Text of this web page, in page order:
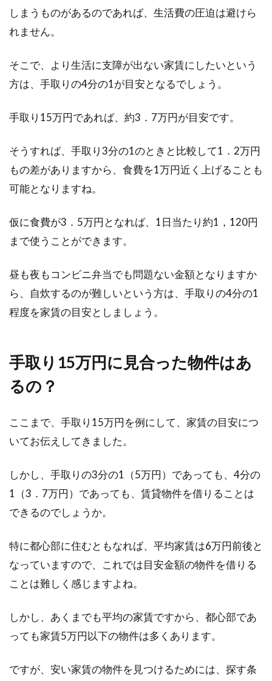
しまうものがあるのであれば、生活費の圧迫は避けら
れません。
そこで、より生活に支障が出ない家賃にしたいという
方は、手取りの4分の1が目安となるでしょう。
手取り15万円であれば、約3．7万円が目安です。
そうすれば、手取り3分の1のときと比較して1．2万円
もの差がありますから、食費を1万円近く上げることも
可能となりますね。
仮に食費が3．5万円となれば、1日当たり約1，120円
まで使うことができます。
昼も夜もコンビニ弁当でも問題ない金額となりますか
ら、自炊するのが難しいという方は、手取りの4分の1
程度を家賃の目安としましょう。
手取り15万円に見合った物件はあ
るの？
ここまで、手取り15万円を例にして、家賃の目安につ
いてお伝えしてきました。
しかし、手取りの3分の1（5万円）であっても、4分の
1（3．7万円）であっても、賃貸物件を借りることは
できるのでしょうか。
特に都心部に住むともなれば、平均家賃は6万円前後と
なっていますので、これでは目安金額の物件を借りる
ことは難しく感じますよね。
しかし、あくまでも平均の家賃ですから、都心部であ
っても家賃5万円以下の物件は多くあります。
ですが、安い家賃の物件を見つけるためには、探す条